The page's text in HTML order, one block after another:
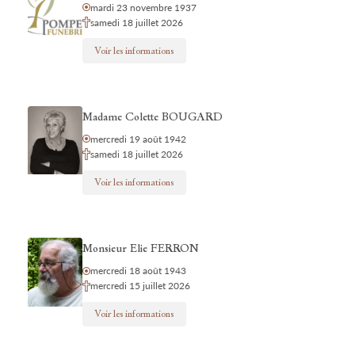
mardi 23 novembre 1937
samedi 18 juillet 2026
Voir les informations
Madame Colette BOUGARD
mercredi 19 août 1942
samedi 18 juillet 2026
Voir les informations
Monsieur Elie FERRON
mercredi 18 août 1943
mercredi 15 juillet 2026
Voir les informations